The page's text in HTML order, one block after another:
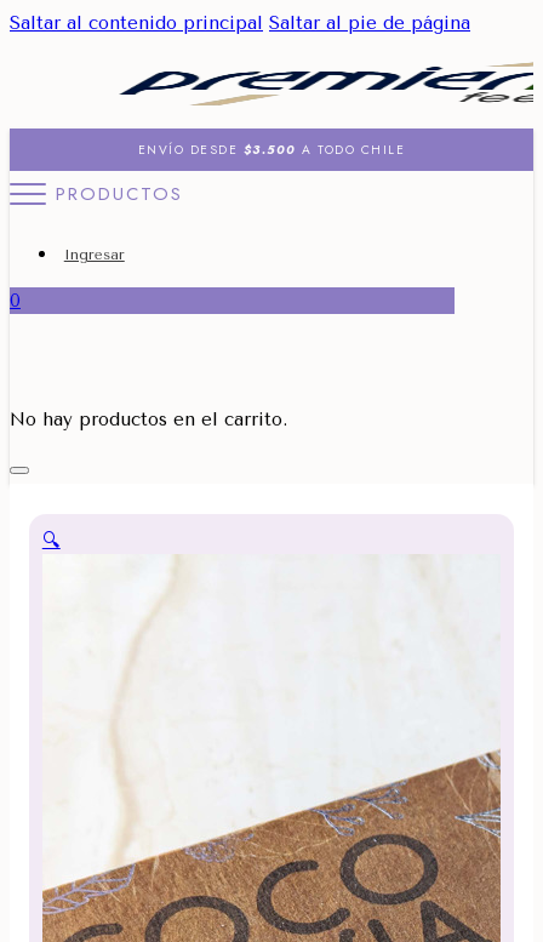
Saltar al contenido principal Saltar al pie de página
ENVÍO DESDE $3.500 A TODO CHILE
PRODUCTOS
Ingresar
0
No hay productos en el carrito.
🔍